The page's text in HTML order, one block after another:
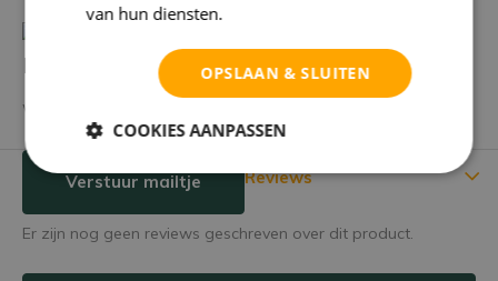
Heb je een vraag over dit product?
We helpen je graag met het vinden van het juiste product.
Verstuur mailtje Reviews
Er zijn nog geen reviews geschreven over dit product.
van hun diensten.
OPSLAAN & SLUITEN
COOKIES AANPASSEN